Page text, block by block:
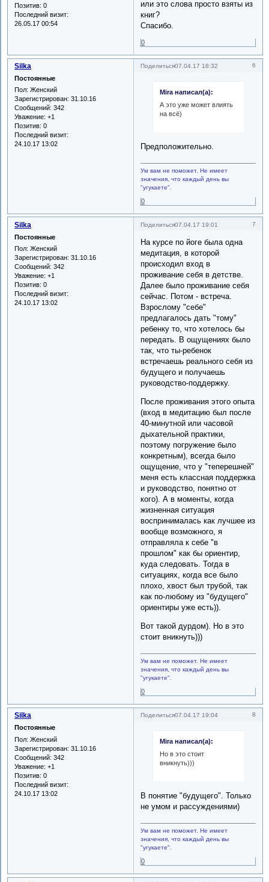
Позитив: 0
Последний визит:
26.05.17 00:54
или это слова просто взяты из
книг?
Спасибо.
0
Поделиться 6
07.04.17 18:32
Silka
Постоянные
Пол: Женский
Зарегистрирован: 31.10.16
Сообщений: 342
Уважение: +1
Позитив: 0
Последний визит:
24.10.17 13:02
Mira написал(а):
А это уже может влиять
на всё)
Предположительно.
Ум вам не поможет. Не имеет
значения, что каждый день вы
"угукаете".
0
Поделиться 7
07.04.17 19:01
Silka
Постоянные
Пол: Женский
Зарегистрирован: 31.10.16
Сообщений: 342
Уважение: +1
Позитив: 0
Последний визит:
24.10.17 13:02
На курсе по йоге была одна
медитация, в которой
происходил вход в
проживание себя в детстве.
Далее было проживание себя
сейчас. Потом - встреча.
Взрослому "себе"
предлагалось дать "тому"
ребенку то, что хотелось бы
передать. В ощущениях было
так, что ты-ребенок
встречаешь реального себя из
будущего и получаешь
руководство-поддержку.
После проживания этого опыта
(вход в медитацию был после
40-минутной или часовой
дыхательной практики,
поэтому погружение было
конкретным), всегда было
ощущение, что у "теперешней"
меня есть классная поддержка
и руководство, понятно от
кого). А в моменты, когда
жизненная ситуация
воспринималась как лучшее из
вообще возможного, я
отправляла к себе "в
прошлом" как бы ориентир,
куда следовать. Тогда в
ситуациях, когда все было
плохо, хвост был трубой, так
как по-любому из "будущего"
ориентиры уже есть)).
Вот такой дурдом). Но в это
стоит вникнуть)))
Ум вам не поможет. Не имеет
значения, что каждый день вы
"угукаете".
0
Поделиться 8
07.04.17 19:04
Silka
Постоянные
Пол: Женский
Зарегистрирован: 31.10.16
Сообщений: 342
Уважение: +1
Позитив: 0
Последний визит:
24.10.17 13:02
Mira написал(а):
Но в это стоит
вникнуть)))
В понятие "будущего". Только
не умом и рассуждениями)
Ум вам не поможет. Не имеет
значения, что каждый день вы
"угукаете".
0